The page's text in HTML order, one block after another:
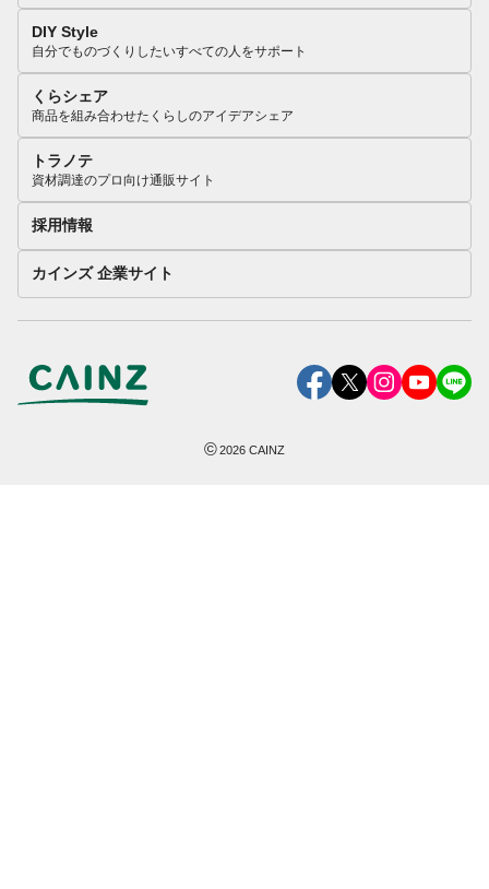
DIY Style
自分でものづくりしたいすべての人をサポート
くらシェア
商品を組み合わせたくらしのアイデアシェア
トラノテ
資材調達のプロ向け通販サイト
採用情報
カインズ 企業サイト
©2026 CAINZ